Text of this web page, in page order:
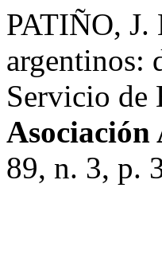
PATIÑO, J.
argentinos:
Servicio
89, n. 3, p.